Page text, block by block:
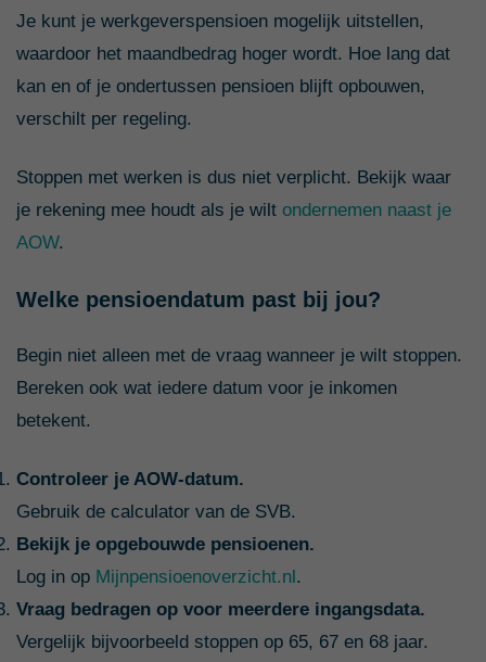
Je kunt je werkgeverspensioen mogelijk uitstellen,
waardoor het maandbedrag hoger wordt. Hoe lang dat
kan en of je ondertussen pensioen blijft opbouwen,
verschilt per regeling.
Stoppen met werken is dus niet verplicht. Bekijk waar
je rekening mee houdt als je wilt ondernemen naast je
AOW.
Welke pensioendatum past bij jou?
Begin niet alleen met de vraag wanneer je wilt stoppen.
Bereken ook wat iedere datum voor je inkomen
betekent.
Controleer je AOW-datum.
Gebruik de calculator van de SVB.
Bekijk je opgebouwde pensioenen.
Log in op Mijnpensioenoverzicht.nl.
Vraag bedragen op voor meerdere ingangsdata.
Vergelijk bijvoorbeeld stoppen op 65, 67 en 68 jaar.